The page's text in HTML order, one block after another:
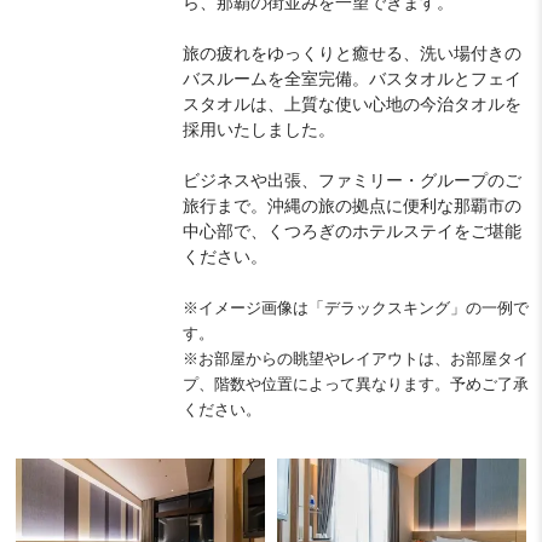
旅の疲れをゆっくりと癒せる、洗い場付きの
バスルームを全室完備。バスタオルとフェイ
スタオルは、上質な使い心地の今治タオルを
採用いたしました。
ビジネスや出張、ファミリー・グループのご
旅行まで。沖縄の旅の拠点に便利な那覇市の
中心部で、くつろぎのホテルステイをご堪能
ください。
※イメージ画像は「デラックスキング」の一例で
す。
※お部屋からの眺望やレイアウトは、お部屋タイ
プ、階数や位置によって異なります。予めご了承
ください。